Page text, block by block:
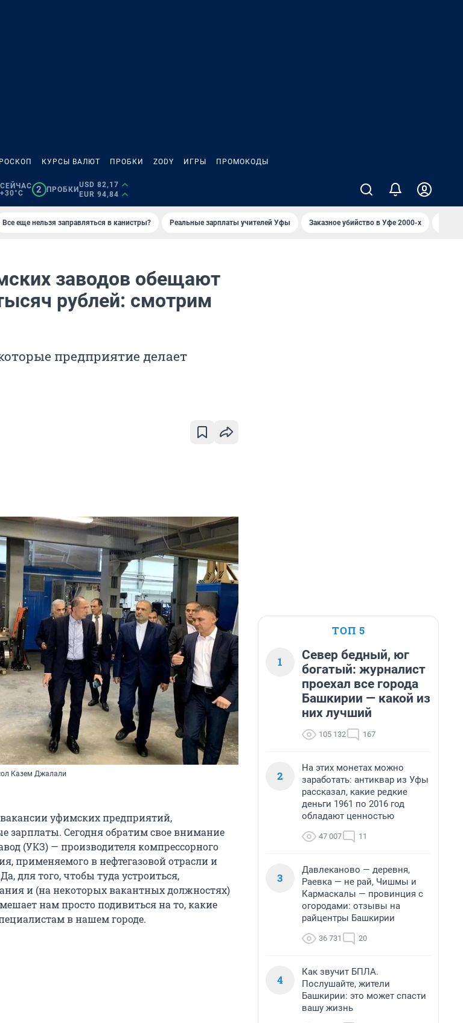
КУРСЫ ВАЛЮТ ПРОБКИ ZODY ИГРЫ ПРОМОКОДЫ
СЕЙЧАС
+30°C
2 ПРОБКИ
USD 82,17
EUR 94,84
Все еще нельзя заправляться в канистры? Реальные зарплаты учителей Уфы Заказное убийство в Уфе 2000-х
заводов обещают
рублей: смотрим
предприятие делает
Казем Джалали
уфимских предприятий,
зарплаты. Сегодня обратим свое внимание
(УКЗ) — производителя компрессорного
применяемого в нефтегазовой отрасли и
для того, чтобы туда устроиться,
и (на некоторых вакантных должностях)
нам просто подивиться на то, какие
в нашем городе.
ТОП 5
1
Север бедный, юг
богатый: журналист
проехал все города
Башкирии — какой из
них лучший
105 132 167
2
На этих монетах можно
заработать: антиквар из Уфы
рассказал, какие редкие
деньги 1961 по 2016 год
обладают ценностью
47 007 11
3
Давлеканово — деревня,
Раевка — не рай, Чишмы и
Кармаскалы — провинция с
огородами: отзывы на
райцентры Башкирии
36 731 20
4
Как звучит БПЛА.
Послушайте, жители
Башкирии: это может спасти
вашу жизнь